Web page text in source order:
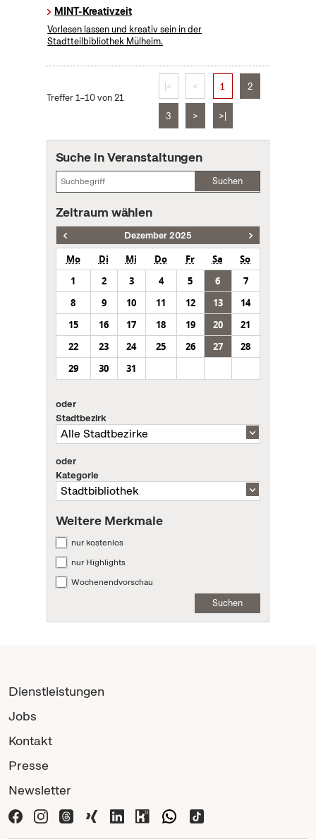
MINT-Kreativzeit
Vorlesen lassen und kreativ sein in der
Stadtteilbibliothek Mülheim.
Treffer 1–10 von 21
|< < 1 2
3 > >|
Suche in Veranstaltungen
Suchen
Zeitraum wählen
Dezember 2025
Mo Di Mi Do Fr Sa
So
1
2 3 4 5 6
7
8
9 10 11 12 13
14
15
16 17 18 19 20
21
22
23 24 25 26 27
28
29
30 31
oder
Stadtbezirk
oder
Kategorie
Weitere Merkmale
nur kostenlos
nur Highlights
Wochenendvorschau
Suchen
Dienstleistungen
Jobs
Kontakt
Presse
Newsletter